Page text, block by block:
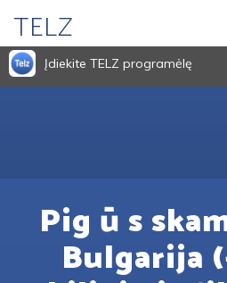
TELZ
Įdiekite TELZ programėlę
Pig ū s
Bulgarija